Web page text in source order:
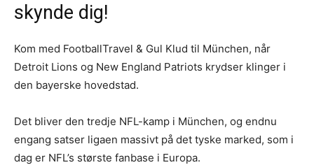
skynde dig!
Kom med FootballTravel & Gul Klud til München, når
Detroit Lions og New England Patriots krydser klinger i
den bayerske hovedstad.
Det bliver den tredje NFL-kamp i München, og endnu
engang satser ligaen massivt på det tyske marked, som i
dag er NFL’s største fanbase i Europa.